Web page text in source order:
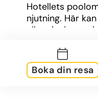
Hotellets
njutning. Här
eller sjunka
ramas in av
ljumma
smyger sig på,
Boka din resa